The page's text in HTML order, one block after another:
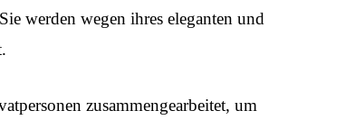
werden wegen ihres eleganten und
zusammengearbeitet, um